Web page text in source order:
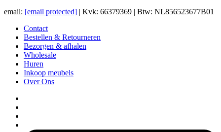
email: [email protected] | Kvk: 66379369 | Btw: NL856523677B01
Contact
Bestellen & Retourneren
Bezorgen & afhalen
Wholesale
Huren
Inkoop meubels
Over Ons